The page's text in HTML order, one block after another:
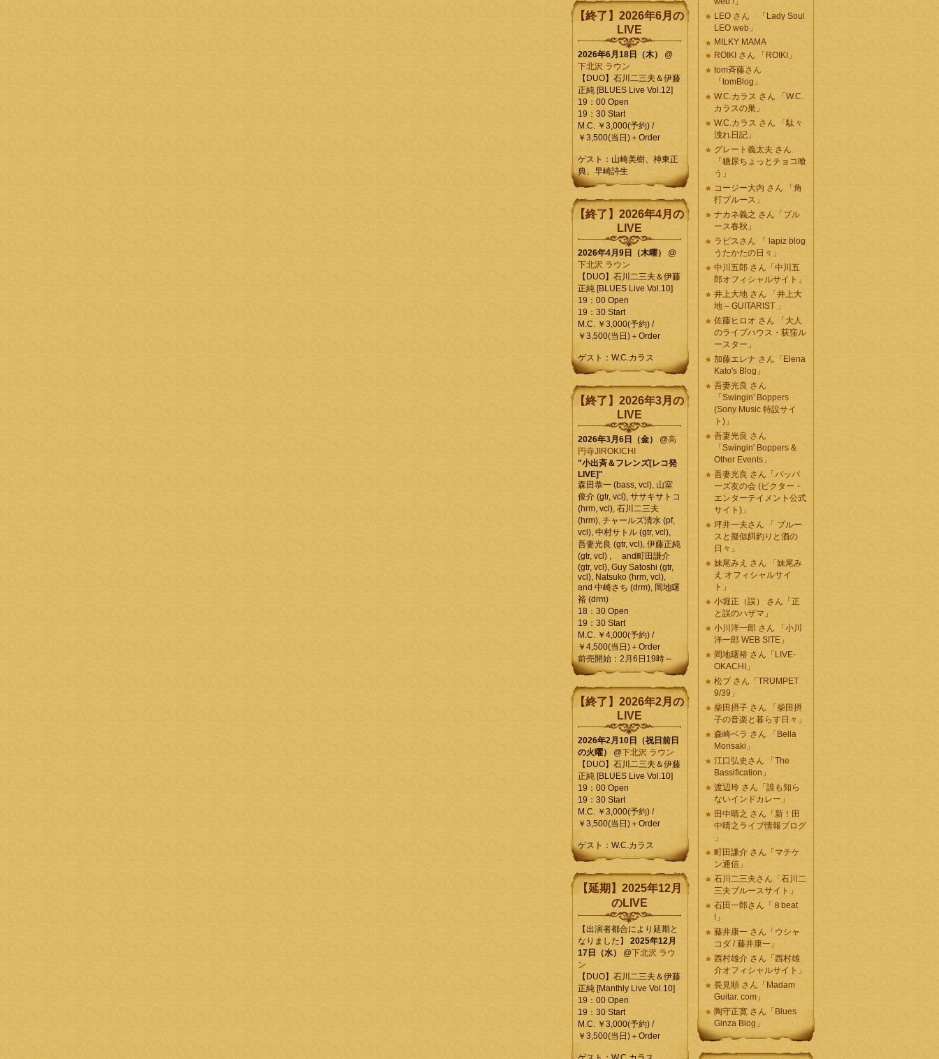
リ
ー
【終了】2026年6月の
LIVE
2026年6月18日（木）
@
下北沢 ラウン
【DUO】石川二三夫＆伊藤
正純 [BLUES Live Vol.12]
19：00 Open
19：30 Start
M.C. ￥3,000(予約) /
￥3,500(当日)＋Order
ゲスト：山崎美樹、神東正
典、早崎詩生
【終了】2026年4月の
LIVE
2026年4月9日（木曜）
@
下北沢 ラウン
【DUO】石川二三夫＆伊藤
正純 [BLUES Live Vol.10]
19：00 Open
19：30 Start
M.C. ￥3,000(予約) /
￥3,500(当日)＋Order
ゲスト：W.C.カラス
【終了】2026年3月の
LIVE
2026年3月6日（金） @高
円寺JIROKICHI
"小出斉＆フレンズ[レコ発
LIVE]"
森田恭一 (bass, vcl), 山室
俊介 (gtr, vcl), ササキサトコ
(hrm, vcl), 石川二三夫
(hrm), チャールズ清水 (pf,
vcl), 中村サトル (gtr, vcl),
吾妻光良 (gtr, vcl), 伊藤正純
(gtr, vcl) , and町田謙介
(gtr, vcl), Guy Satoshi (gtr,
vcl), Natsuko (hrm, vcl),
and 中崎さち (drm), 岡地曙
裕 (drm)
18：30 Open
19：30 Start
M.C. ￥4,000(予約) /
￥4,500(当日)＋Order
前売開始：2月6日19時～
【終了】2026年2月の
LIVE
2026年2月10日（祝日前日
の火曜）
@下北沢 ラウン
【DUO】石川二三夫＆伊藤
正純 [BLUES Live Vol.10]
19：00 Open
19：30 Start
M.C. ￥3,000(予約) /
￥3,500(当日)＋Order
ゲスト：W.C.カラス
【延期】2025年12月
のLIVE
【出演者都合により延期と
なりました】 2025年12月
17日（水）
@下北沢 ラウ
ン
【DUO】石川二三夫＆伊藤
正純 [Manthly Live Vol.10]
19：00 Open
19：30 Start
M.C. ￥3,000(予約) /
￥3,500(当日)＋Order
LEO さん 「Lady Soul
LEO web」
MILKY MAMA
ROIKI さん 「ROIKI」
tom斉藤さん
「tomBlog」
W.C.カラス さん 「W.C.
カラスの巣」
W.C.カラス さん 「駄々
洩れ日記」
グレート義太夫 さん
「糖尿ちょっとチョコ喰
う」
コージー大内 さん 「角
打ブルース」
ナカネ義之 さん「ブル
ース春秋」
ラピスさん 「 lapiz blog
うたかたの日々」
中川五郎 さん「中川五
郎オフィシャルサイト」
井上大地 さん 「井上大
地 – GUITARIST 」
佐藤ヒロオ さん 「大人
のライブハウス・荻窪ル
ースター」
加藤エレナ さん「Elena
Kato's Blog」
吾妻光良 さん
「Swingin' Boppers
(Sony Music 特設サイ
ト)」
吾妻光良 さん
「Swingin' Boppers &
Other Events」
吾妻光良 さん「バッパ
ーズ友の会 (ビクター・
エンターテイメント公式
サイト)」
坪井一夫さん 「 ブルー
スと擬似餌釣りと酒の
日々」
妹尾みえ さん 「妹尾み
え オフィシャルサイ
ト」
小堀正（誤） さん「正
と誤のハザマ」
小川洋一郎 さん 「小川
洋一郎 WEB SITE」
岡地曙裕 さん「LIVE-
OKACHI」
松ブ さん「TRUMPET
9/39」
柴田摂子 さん 「柴田摂
子の音楽と暮らす日々」
森崎ベラ さん 「Bella
Morisaki」
江口弘史さん 「The
Bassification」
渡辺玲 さん「誰も知ら
ないインドカレー」
田中晴之 さん「新！田
中晴之ライブ情報ブログ
」
町田謙介 さん「マチケ
ン通信」
石川二三夫さん「石川二
三夫ブルースサイト」
石田一郎さん「８beat
!」
藤井康一 さん「ウシャ
コダ / 藤井康一」
西村雄介 さん「西村雄
介オフィシャルサイト」
長見順 さん「Madam
Guitar. com」
陶守正寛 さん「Blues
Ginza Blog」